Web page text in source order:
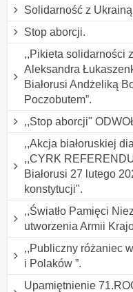
Solidarność z Ukrainą
Stop aborcji.
,,Pikieta solidarności
Aleksandra
Białorusi Andżeliką
Poczobutem”.
,,Stop aborcji"
,,Akcja białoruskiej
,,CYRK
Białorusi 27 lutego
konstytucji".
,,Światło Pamięci
utworzenia Armii
,,Publiczny różaniec
i Polaków ”.
Upamiętnienie